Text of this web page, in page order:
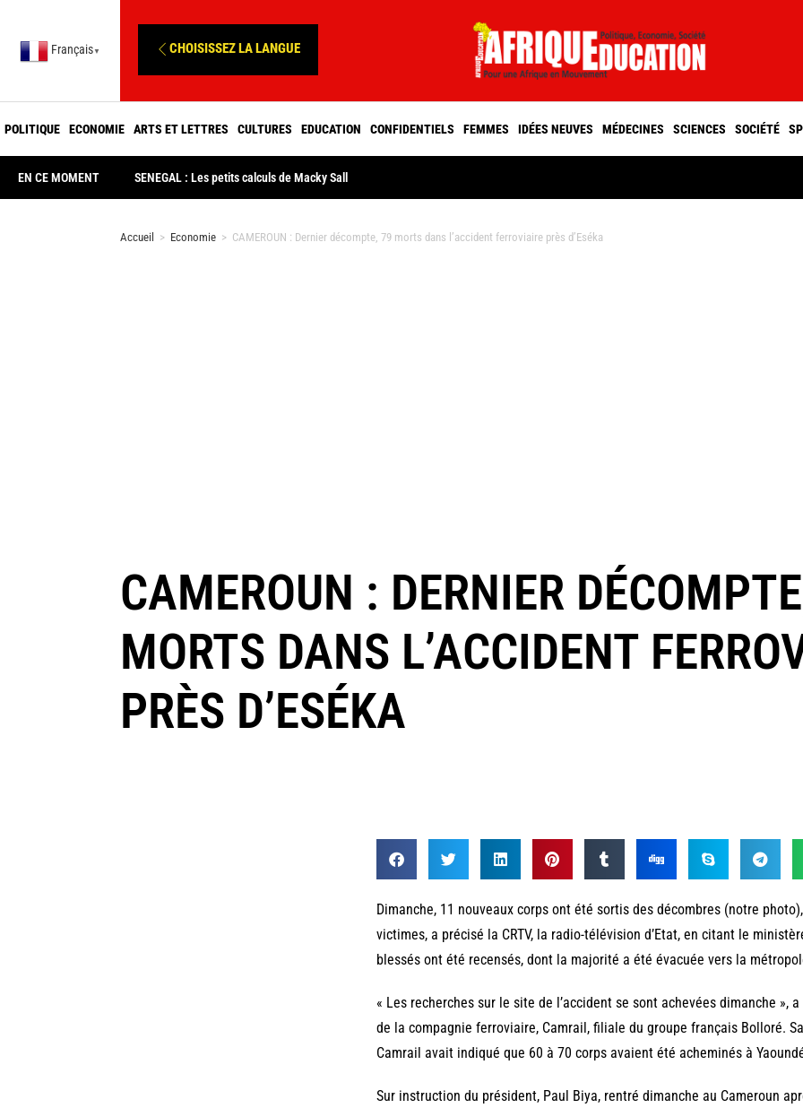
Français ▼ CHOISISSEZ LA LANGUE
POLITIQUE ECONOMIE ARTS ET LETTRES CULTURES EDUCATION CONFIDENTIELS FEMMES IDÉES NEUVES MÉDECINES SCIENCES SOCIÉTÉ
EN CE MOMENT SENEGAL : Les petits calculs de Macky Sall
Accueil > Economie > CAMEROUN : Dernier décompte, 79 morts dans l’accident ferroviaire près d’Eséka
CAMEROUN : DERNIER
MORTS DANS L’ACCIDENT
PRÈS D’ESÉKA
Dimanche, 11 nouveaux corps ont été sortis des décombres (notre
victimes, a précisé la CRTV, la radio-télévision d’Etat, en citant le
blessés ont été recensés, dont la majorité a été évacuée vers la
« Les recherches sur le site de l’accident se sont achevées dimanche »,
de la compagnie ferroviaire, Camrail, filiale du groupe français Bolloré.
Camrail avait indiqué que 60 à 70 corps avaient été acheminés à
Sur instruction du président, Paul Biya, rentré dimanche au Cameroun